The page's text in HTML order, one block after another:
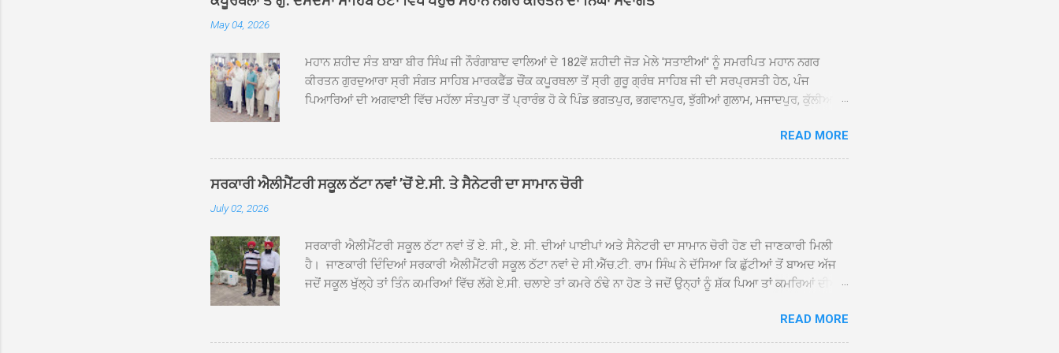
May 04, 2026
ਮਹਾਨ ਸ਼ਹੀਦ ਸੰਤ ਬਾਬਾ ਬੀਰ ਸਿੰਘ ਜੀ ਨੌਰੰਗਾਬਾਦ ਵਾਲਿਆਂ ਦੇ 182ਵੇਂ ਸ਼ਹੀਦੀ ਜੋੜ ਮੇਲੇ 'ਸਤਾਈਆਂ' ਨੂੰ ਸਮਰਪਿਤ ਮਹਾਨ ਨਗਰ
ਕੀਰਤਨ ਗੁਰਦੁਆਰਾ ਸ੍ਰੀ ਸੰਗਤ ਸਾਹਿਬ ਮਾਰਕਫੈੱਡ ਚੌਂਕ ਕਪੂਰਥਲਾ ਤੋਂ ਸ੍ਰੀ ਗੁਰੂ ਗ੍ਰੰਥ ਸਾਹਿਬ ਜੀ ਦੀ ਸਰਪ੍ਰਸਤੀ ਹੇਠ, ਪੰਜ
ਪਿਆਰਿਆਂ ਦੀ ਅਗਵਾਈ ਵਿੱਚ ਮਹੱਲਾ ਸੰਤਪੁਰਾ ਤੋਂ ਪ੍ਰਾਰੰਭ ਹੋ ਕੇ ਪਿੰਡ ਭਗਤਪੁਰ, ਭਗਵਾਨਪੁਰ, ਝੁੱਗੀਆਂ ਗੁਲਾਮ, ਮਜਾਦਪੁਰ, ਕੁੱਲੀਆਂ,
ਦਮਦਮਾ ਸਾਹਿਬ ਠੱਟਾ ਵਿਖੇ ਪਹੁੰਚਿਆ। ਨਗਰ ਕੀਰਤਨ ਦੇ ਗੁਰਦੁਆਰਾ ਸ੍ਰੀ ਦਮਦਮਾ ਸਾਹਿਬ ਠੱਟਾ ਵਿਖੇ ਪਹੁੰਚਣ ’ਤੇ ਮੁੱਖ ਸੇਵਾਦਾਰ
ਸੰਤ ਬਾਬਾ ਹਰਜੀਤ ਸਿੰਘ ਤੇ ਇਲਾਕੇ ਦੀਆਂ ਸੰਗਤਾਂ ਵੱਲੋਂ ਜੈਕਾਰਿਆਂ ਦੀ ਗੂੰਜ ਵਿਚ ਨਿੱਘਾ ਸਵਾਗਤ ਕੀਤਾ ਗਿਆ। ਗੁਰਦੁਆਰਾ ਸ੍ਰੀ
ਦਮਦਮਾ ਸਾਹਿਬ ਠੱਟਾ ਵਿਖੇ ਨਗਰ ਕੀਰਤਨ ਦੇ ਸਮਾਪਤੀ ਦੀ ਅਰਦਾਸ ਹੋਈ। ਇਸ ਮੌਕੇ ਪੰਜ ਪਿਆਰੇ ਸਾਹਿਬਾਨ ਤੇ ਨਗਰ ਕੀਰਤਨ ਦੇ
ਪ੍ਰਬੰਧਕਾਂ ਦਾ ਗੁਰਦੁਆਰਾ ਦਮਦਮਾ ਸਾਹਿਬ ਠੱਟਾ ਦੇ ਮੁੱਖ ਸੇਵਾਦਾਰ ਸੰਤ ਬਾਬਾ ਹਰਜੀਤ ਸਿੰਘ ਵੱਲੋਂ ਸਿਰੋਪਾਓ ਦੇ ਕੇ ਵਿਸ਼ੇਸ਼ ਤੌਰ ’ਤੇ
READ MORE
ਸਰਕਾਰੀ ਐਲੀਮੈਂਟਰੀ ਸਕੂਲ ਠੱਟਾ ਨਵਾਂ ’ਚੋਂ ਏ.ਸੀ. ਤੇ ਸੈਨੇਟਰੀ ਦਾ ਸਾਮਾਨ ਚੋਰੀ
July 02, 2026
ਸਰਕਾਰੀ ਐਲੀਮੈਂਟਰੀ ਸਕੂਲ ਠੱਟਾ ਨਵਾਂ ਤੋਂ ਏ. ਸੀ., ਏ. ਸੀ. ਦੀਆਂ ਪਾਈਪਾਂ ਅਤੇ ਸੈਨੇਟਰੀ ਦਾ ਸਾਮਾਨ ਚੋਰੀ ਹੋਣ ਦੀ ਜਾਣਕਾਰੀ ਮਿਲੀ
ਹੈ। ਜਾਣਕਾਰੀ ਦਿੰਦਿਆਂ ਸਰਕਾਰੀ ਐਲੀਮੈਂਟਰੀ ਸਕੂਲ ਠੱਟਾ ਨਵਾਂ ਦੇ ਸੀ.ਐੱਚ.ਟੀ. ਰਾਮ ਸਿੰਘ ਨੇ ਦੱਸਿਆ ਕਿ ਛੁੱਟੀਆਂ ਤੋਂ ਬਾਅਦ ਅੱਜ
ਜਦੋਂ ਸਕੂਲ ਖੁੱਲ੍ਹੇ ਤਾਂ ਤਿੰਨ ਕਮਰਿਆਂ ਵਿੱਚ ਲੱਗੇ ਏ.ਸੀ. ਚਲਾਏ ਤਾਂ ਕਮਰੇ ਠੰਢੇ ਨਾ ਹੋਣ ਤੇ ਜਦੋਂ ਉਨ੍ਹਾਂ ਨੂੰ ਸ਼ੱਕ ਪਿਆ ਤਾਂ ਕਮਰਿਆਂ ਦੀਆਂ
ਹੋਈਆਂ ਸਨ। ਉਨ੍ਹਾਂ ਦੱਸਿਆ ਕਿ ਉਹ ਛੁੱਟੀਆਂ ਦੌਰਾਨ ਵੀ ਸਕੂਲ ਗੇੜਾ ਮਾਰਦੇ ਸਨ ਅਤੇ 20 ਜੂਨ ਤੱਕ ਸਭ ਠੀਕ ਸੀ। ਚੋਰੀ ਦੀ ਘਟਨਾ
20 ਤੋਂ 30 ਜੂਨ ਵਿਚਕਾਰ ਹੋਈ ਜਾਪਦੀ ਹੈ। ਇਸ ਮੌਕੇ ਸਕੂਲ ਸਟਾਫ ਮੈਂਬਰਾਂ ਅੰਜੂ ਬਾਲਾ, ਹਰਜੀਤ ਕੌਰ, ਕਮਲਪ੍ਰੀਤ ਕੌਰ ਅਤੇ ਹਰਵਿੰਦਰ
READ MORE